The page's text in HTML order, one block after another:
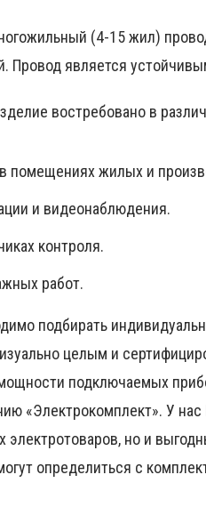
(4-15 жил)
Провод является
востребовано в
помещениях жилых и
и видеонаблюдения.
контроля.
работ.
подбирать
целым и
подключаемых
«Электрокомплект». У
электротоваров, но и
определиться с